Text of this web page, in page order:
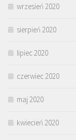
wrzesień 2020
sierpień 2020
lipiec 2020
czerwiec 2020
maj 2020
kwiecień 2020